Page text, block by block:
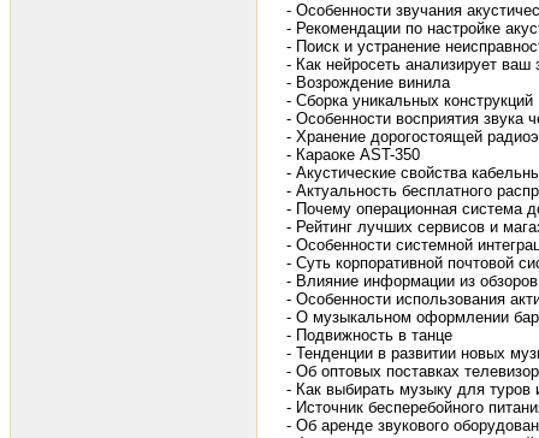
- Особенности звучания
- Рекомендации по настройке
- Поиск и устранение
- Как нейросеть анализирует
- Возрождение винила
- Сборка уникальных конструкций
- Особенности восприятия звука
- Хранение дорогостоящей
- Караоке AST-350
- Акустические свойства
- Актуальность бесплатного
- Почему операционная система
- Рейтинг лучших сервисов и
- Особенности системной
- Суть корпоративной почтовой
- Влияние информации из
- Особенности использования
- О музыкальном оформлении
- Подвижность в танце
- Тенденции в развитии новых
- Об оптовых поставках
- Как выбирать музыку для туров
- Источник бесперебойного
- Об аренде звукового